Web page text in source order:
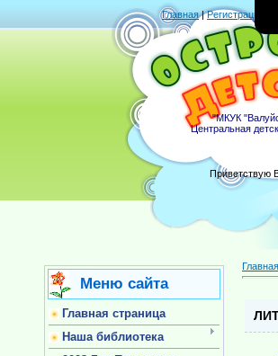
Главная|Регистрация
"МКУК
Центральная
Приветствую
Меню сайта
Главная страница
Наша библиотека
Главная